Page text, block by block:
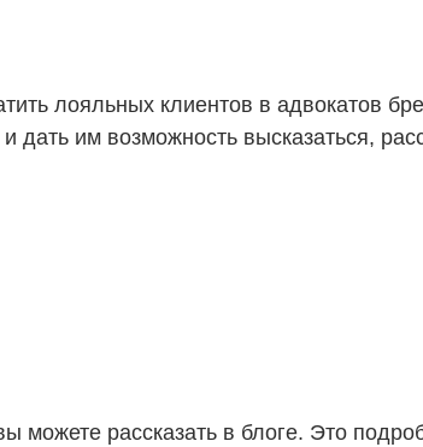
лояльных клиентов в адвокатов
им возможность высказаться,
можете рассказать в блоге. Это